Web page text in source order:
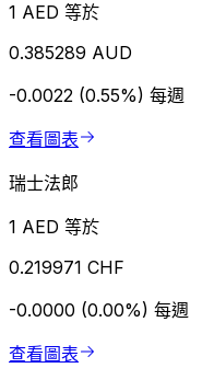
1 AED 等於
0.385289 AUD
-0.0022 (0.55%) 每週
查看圖表
瑞士法郎
1 AED 等於
0.219971 CHF
-0.0000 (0.00%) 每週
查看圖表